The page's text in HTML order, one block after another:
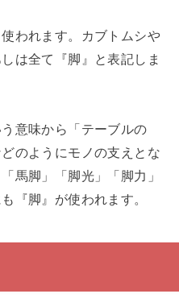
われます。カブトムシや
は全て『脚』と表記しま
意味から「テーブルの
のようにモノの支えとな
馬脚」「脚光」「脚力」
『脚』が使われます。